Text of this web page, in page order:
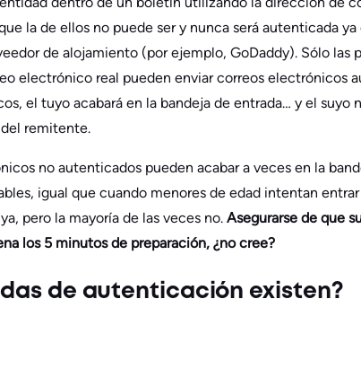
la de ellos no puede ser y nunca será autenticada
de alojamiento (por ejemplo, GoDaddy). Sólo las
electrónico real pueden enviar correos electrónicos
el tuyo acabará en la bandeja de entrada… y el suyo
remitente.
no autenticados pueden acabar a veces en la
igual que cuando menores de edad intentan
pero la mayoría de las veces no. Asegurarse de que
los 5 minutos de preparación, ¿no cree?
de autenticación existen?